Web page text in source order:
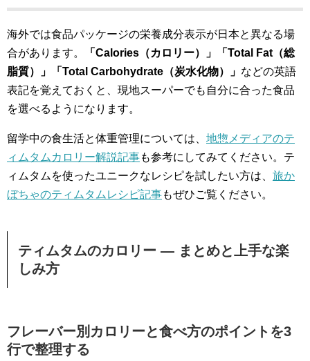
海外では食品パッケージの栄養成分表示が日本と異なる場
合があります。
「Calories（カロリー）」「Total Fat（総
脂質）」「Total Carbohydrate（炭水化物）」 などの英語
表記を覚えておくと、現地スーパーでも自分に合った食品
を選べるようになります。
留学中の食生活と体重管理については、 地惣メディアのテ
ィムタムカロリー解説記事も参考にしてみてください。テ
ィムタムを使ったユニークなレシピを試したい方は、 旅か
ぼちゃのティムタムレシピ記事もぜひご覧ください。
ティムタムのカロリー — まとめと上手な楽
しみ方
フレーバー別カロリーと食べ方のポイントを3
行で整理する